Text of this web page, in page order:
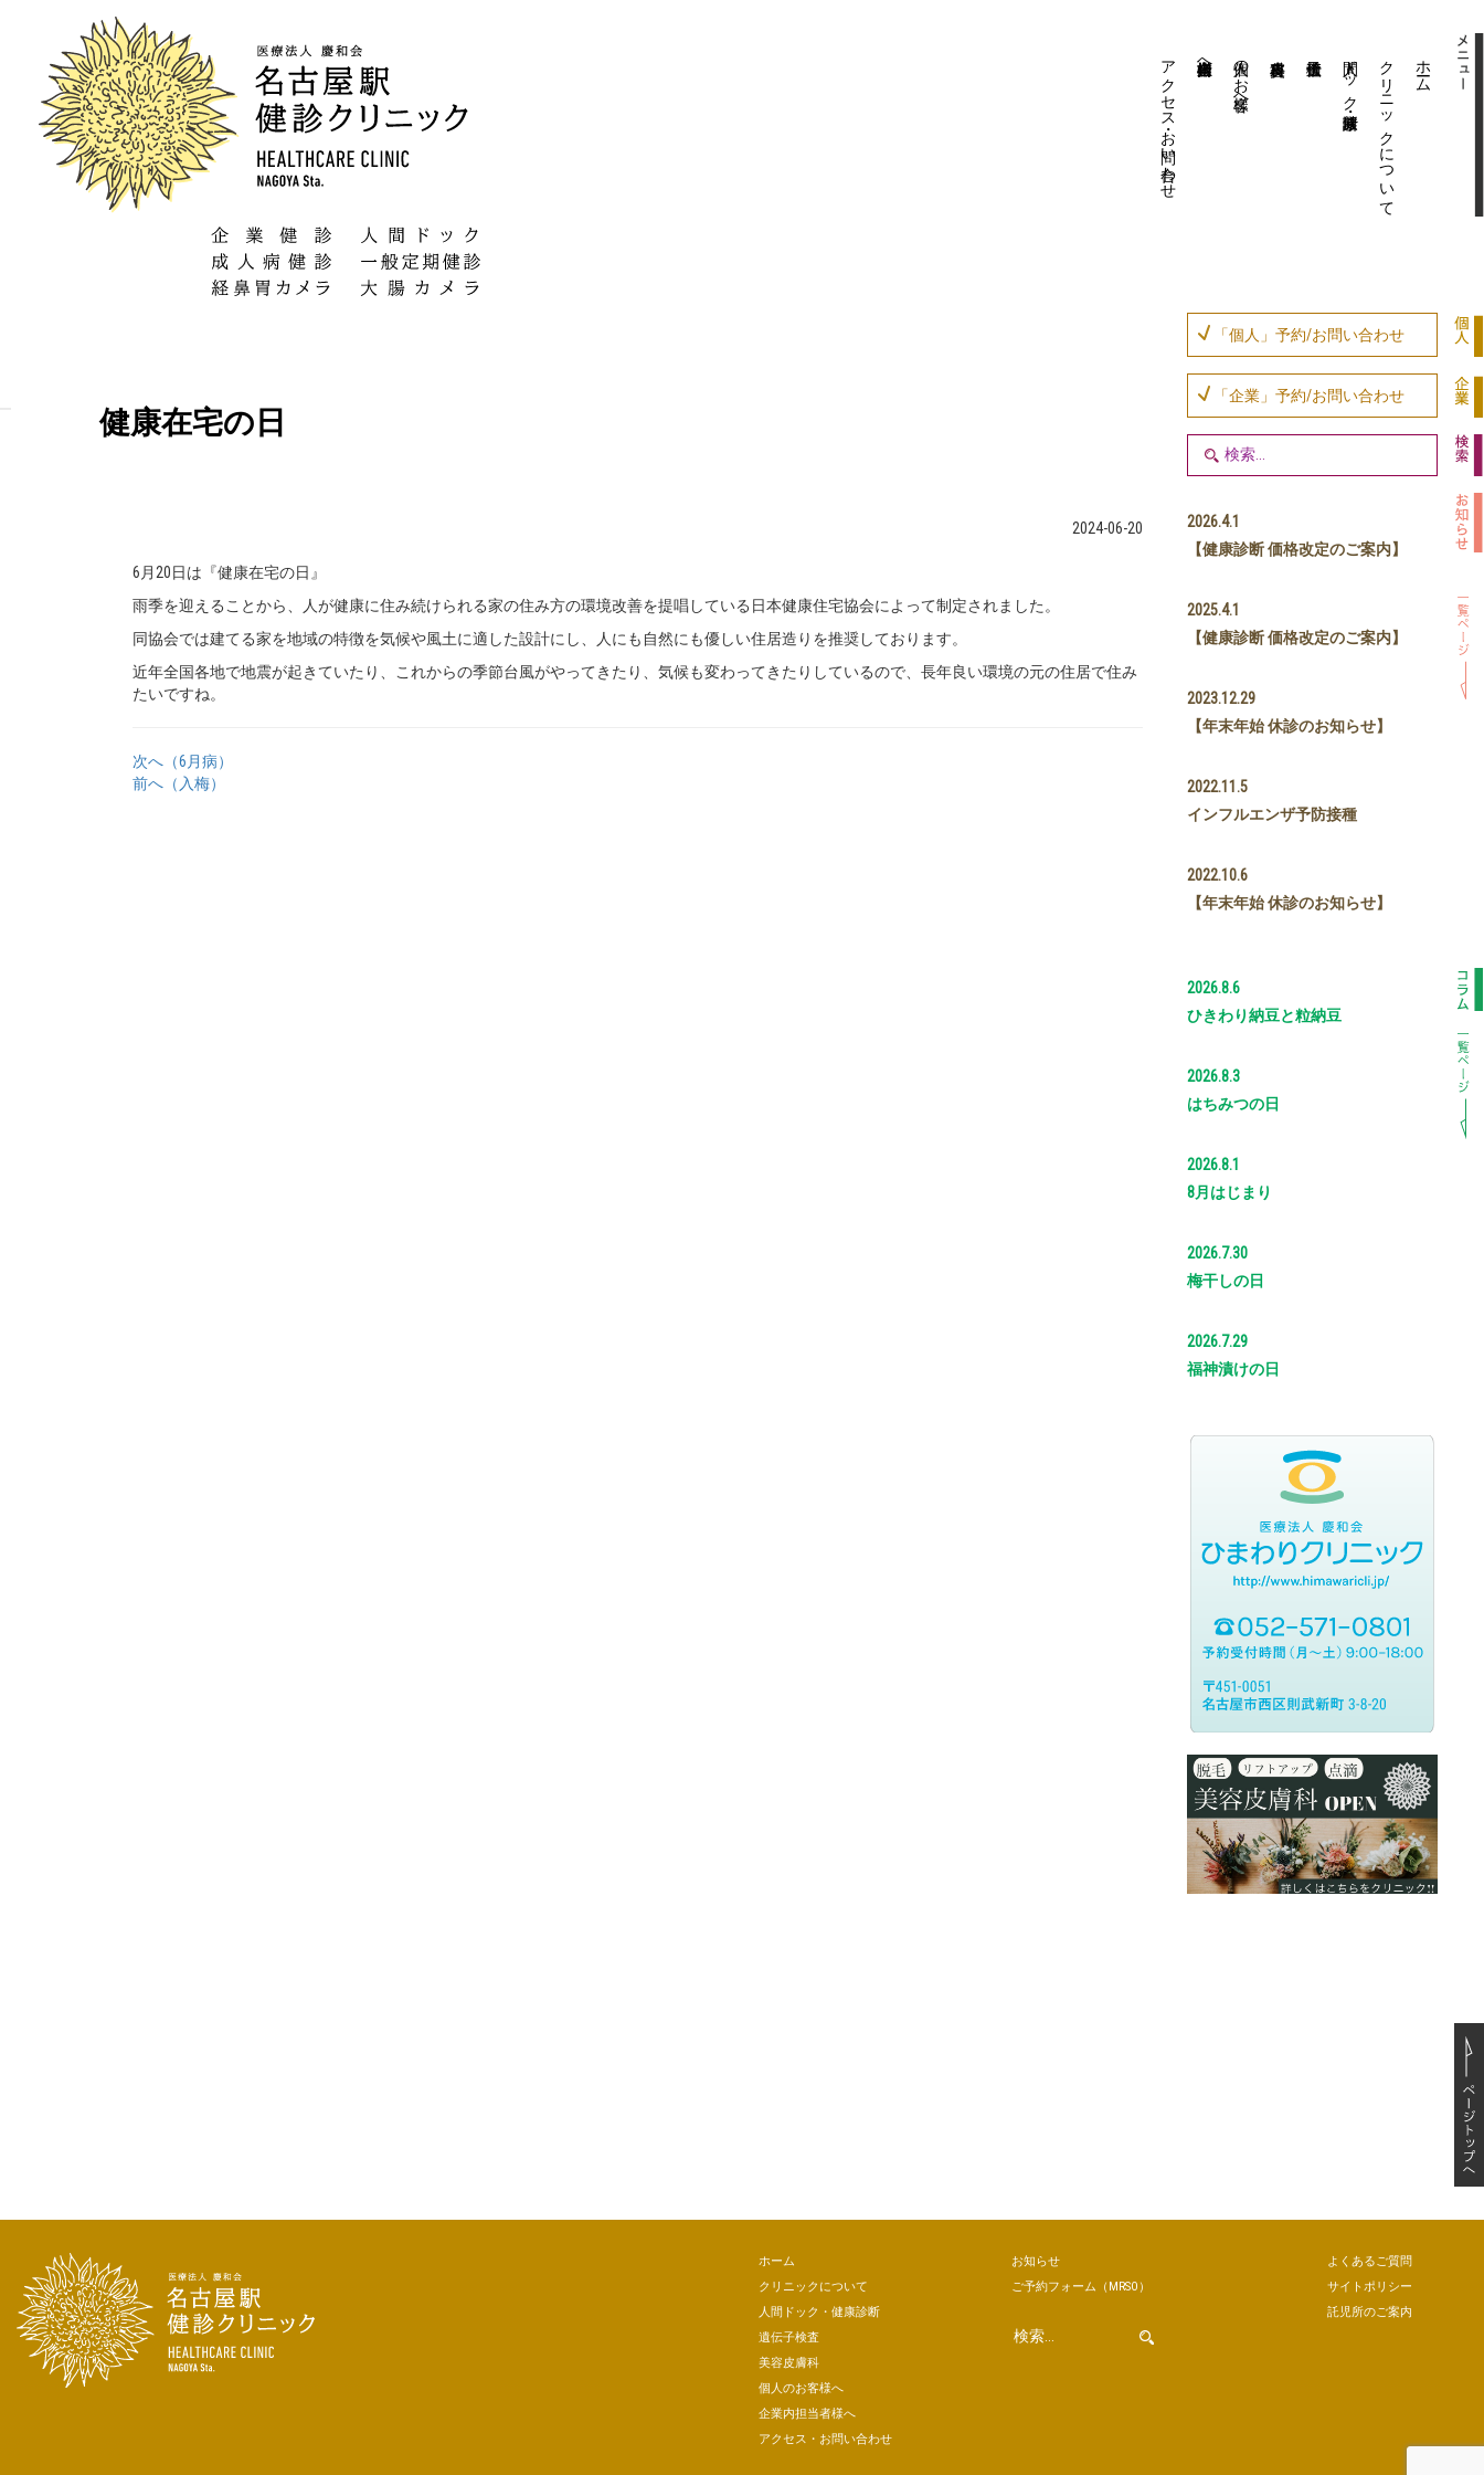
アクセス・お問い合わせ 企業内担当者様へ 個人のお客様へ 人間ドック・健康診断 クリニックについて ホーム
健康在宅の日
2024-06-20
6月20日は『健康在宅の日』
雨季を迎えることから、人が健康に住み続けられる家の住み方の環境改善を提唱している日本健康住宅協会によって制定されました。
同協会では建てる家を地域の特徴を気候や風土に適した設計にし、人にも自然にも優しい住居造りを推奨しております。
近年全国各地で地震が起きていたり、これからの季節台風がやってきたり、気候も変わってきたりしているので、長年良い環境の元の住居で住み
たいですね。
次へ（6月病）
前へ（入梅）
「個人」予約/お問い合わせ
「企業」予約/お問い合わせ
2026.4.1
【健康診断 価格改定のご案内】
2025.4.1
【健康診断 価格改定のご案内】
2023.12.29
【年末年始 休診のお知らせ】
2022.11.5
インフルエンザ予防接種
2022.10.6
【年末年始 休診のお知らせ】
2026.8.6
ひきわり納豆と粒納豆
2026.8.3
はちみつの日
2026.8.1
8月はじまり
2026.7.30
梅干しの日
2026.7.29
福神漬けの日
ホーム
クリニックについて
人間ドック・健康診断
遺伝子検査
美容皮膚科
個人のお客様へ
企業内担当者様へ
アクセス・お問い合わせ
お知らせ
ご予約フォーム （MRSO）
よくあるご質問
サイトポリシー
託児所のご案内